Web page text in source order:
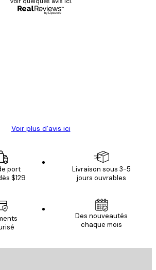
Voir plus d’avis ici
port
$129
Livraison sous 3-5
jours ouvrables
Des nouveautés
chaque mois